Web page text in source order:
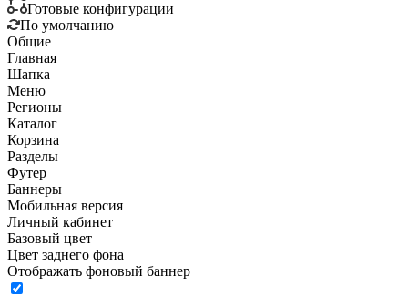
Готовые конфигурации
По умолчанию
Общие
Главная
Шапка
Меню
Регионы
Каталог
Корзина
Разделы
Футер
Баннеры
Мобильная версия
Личный кабинет
Базовый цвет
Цвет заднего фона
Отображать фоновый баннер